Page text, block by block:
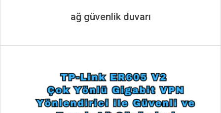
ağ güvenlik duvarı